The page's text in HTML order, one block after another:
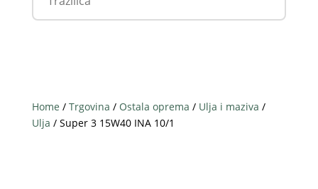
Home / Trgovina / Ostala oprema / Ulja i maziva /
Ulja / Super 3 15W40 INA 10/1